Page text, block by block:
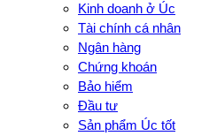
Kinh doanh ở Úc
Tài chính cá nhân
Ngân hàng
Chứng khoán
Bảo hiểm
Đầu tư
Sản phẩm Úc tốt